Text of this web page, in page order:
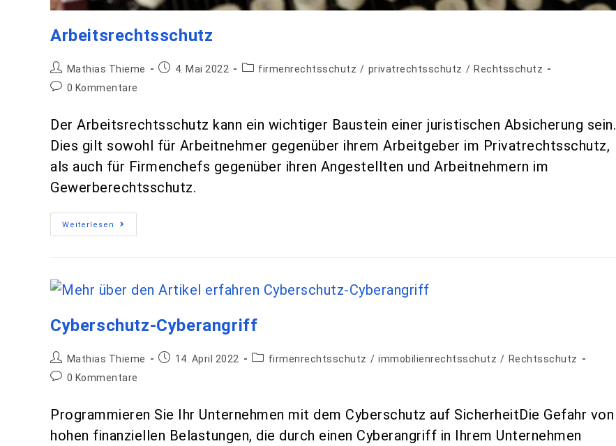
Arbeitsrechtsschutz
Mathias Thieme 4. Mai 2022 firmenrechtsschutz / privatrechtsschutz / Rechtsschutz
0 Kommentare
Der Arbeitsrechtsschutz kann ein wichtiger Baustein einer juristischen Absicherung sein.
Dies gilt sowohl für Arbeitnehmer gegenüber ihrem Arbeitgeber im Privatrechtsschutz,
als auch für Firmenchefs gegenüber ihren Angestellten und Arbeitnehmern im
Gewerberechtsschutz.
Weiterlesen
Cyberschutz-Cyberangriff
Mathias Thieme 14. April 2022 firmenrechtsschutz / immobilienrechtsschutz / Rechtsschutz
0 Kommentare
Programmieren Sie Ihr Unternehmen mit dem Cyberschutz auf SicherheitDie Gefahr von
hohen finanziellen Belastungen, die durch einen Cyberangriff in Ihrem Unternehmen